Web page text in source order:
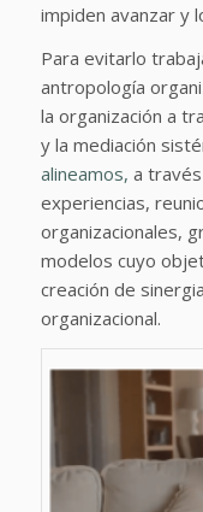
impiden avanzar y
Para evitarlo
antropología
la organización a
y la mediación
alineamos, a
experiencias,
organizacionales,
modelos cuyo
creación de
organizacional.